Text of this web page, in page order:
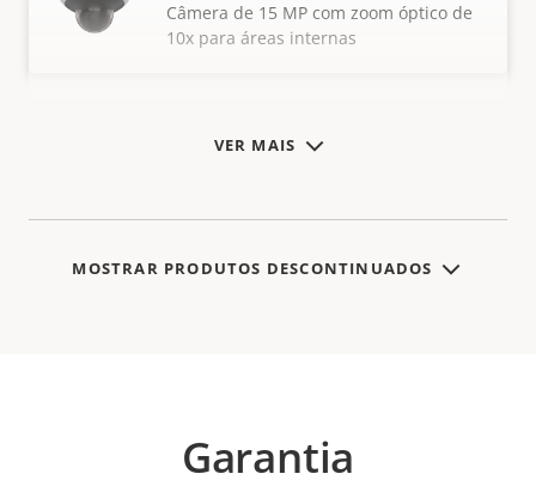
VER MAIS
Câmera de 15 MP com zoom óptico de
10x para áreas internas
MOSTRAR PRODUTOS DESCONTINUADOS
Garantia